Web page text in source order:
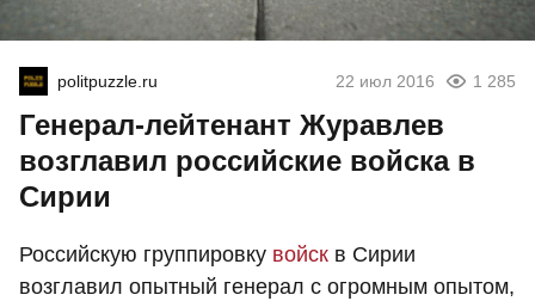
politpuzzle.ru 22 июл 2016 1 285
Генерал-лейтенант Журавлев
возглавил российские войска в
Сирии
Российскую группировку войск в Сирии
возглавил опытный генерал с огромным опытом,